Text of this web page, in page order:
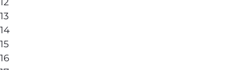
13
14
15
16